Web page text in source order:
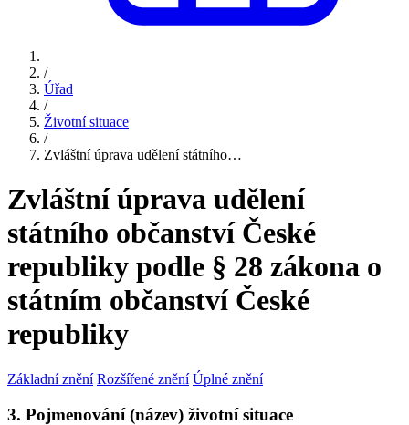
/
Úřad
/
Životní situace
/
Zvláštní úprava udělení státního…
Zvláštní úprava udělení
státního občanství České
republiky podle § 28 zákona o
státním občanství České
republiky
Základní znění Rozšířené znění Úplné znění
3. Pojmenování (název) životní situace